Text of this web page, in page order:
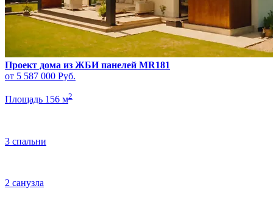
Проект дома из ЖБИ панелей MR181
от 5 587 000 Руб.
Площадь 156 м2
3 спальни
2 санузла